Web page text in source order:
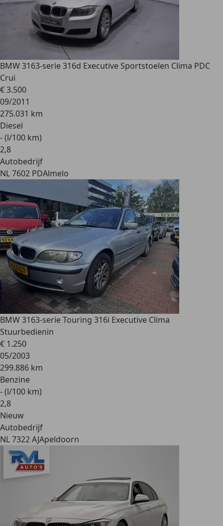
BMW 3163-serie 316d Executive Sportstoelen Clima PDC
Crui
€ 3.500
09/2011
275.031 km
Diesel
- (l/100 km)
2,8
Autobedrijf
NL 7602 PDAlmelo
BMW 3163-serie Touring 316i Executive Clima
Stuurbedienin
€ 1.250
05/2003
299.886 km
Benzine
- (l/100 km)
2,8
Nieuw
Autobedrijf
NL 7322 AJApeldoorn